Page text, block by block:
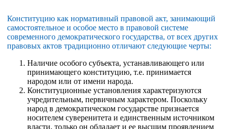
Конституцию как нормативный правовой акт, занимающий
самостоятельное и особое место в правовой системе
современного демократического государства, от всех других
правовых актов традиционно отличают следующие черты:
Наличие особого субъекта, устанавливающего или
принимающего конституцию, т.е. принимается
народом или от имени народа.
Конституционные установления характеризуются
учредительным, первичным характером. Поскольку
народ в демократическом государстве признается
носителем суверенитета и единственным источником
власти, только он обладает и ее высшим проявлением